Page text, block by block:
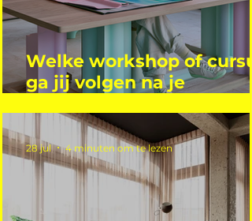
Welke workshop of
ga jij volgen na je
28 jul 4 minuten om te lezen